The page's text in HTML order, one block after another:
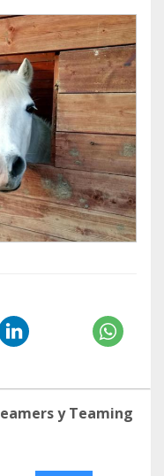
y Teaming